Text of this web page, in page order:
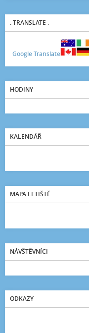
. TRANSLATE .
Google Translate
HODINY
KALENDÁŘ
MAPA LETIŠTĚ
NÁVŠTĚVNÍCI
ODKAZY